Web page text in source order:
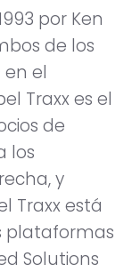
por Ken
de los
el
Traxx es el
de
los
y
Traxx está
plataformas
Solutions